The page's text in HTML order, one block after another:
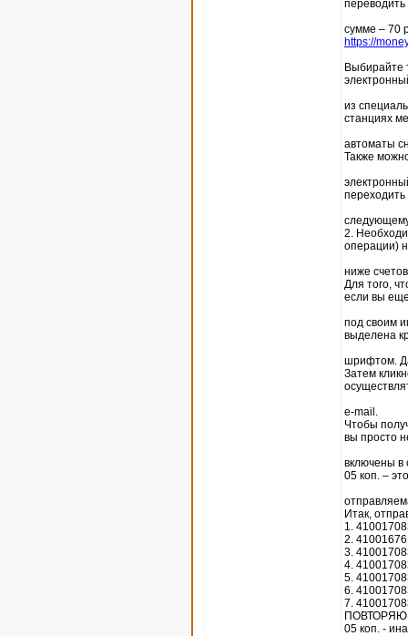
переводить
сумме – 70
https://
Выбирайте
из
станциях
автоматы
Также
переходить
2.
операции)
ниже
Для того,
если вы
под своим
выделена
шрифтом.
Затем
e-mail.
Чтобы
вы просто
включены в
05 коп. – это
Итак,
1.
2.
3.
4.
5.
6.
7.
ПОВТОРЯЮ,
05 коп. -